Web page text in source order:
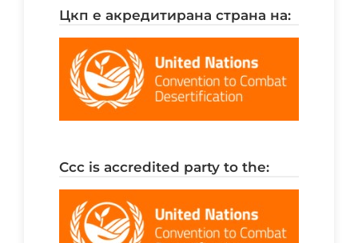
цкп е акредитирана страна на:
ccc is accredited party to the: